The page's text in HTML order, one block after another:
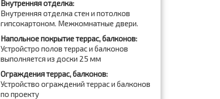
Внутренняя отделка:
Внутренняя отделка стен и потолков
гипсокартоном. Межкомнатные двери.
Напольное покрытие террас, балконов:
Устройстро полов террас и балконов
выполняется из доски 25 мм
Ограждения террас, балконов:
Устройство ограждений террас и балконов
по проекту